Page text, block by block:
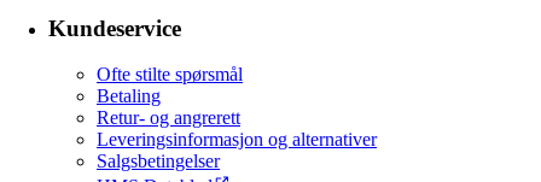
Kundeservice
Ofte stilte spørsmål
Betaling
Retur- og angrerett
Leveringsinformasjon og alternativer
Salgsbetingelser